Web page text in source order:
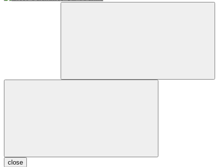
close